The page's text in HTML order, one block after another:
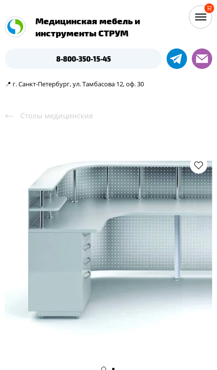
Медицинская мебель и
инструменты СТРУМ
8-800-350-15-45
📍 г. Санкт-Петербург, ул. Тамбасова 12, оф. 30
Столы медицинские